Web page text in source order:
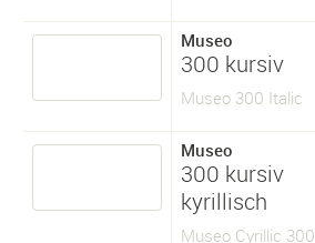
Museo
300 kursiv
Museo 300 Italic
Museo
300 kursiv
kyrillisch
Museo Cyrillic 300